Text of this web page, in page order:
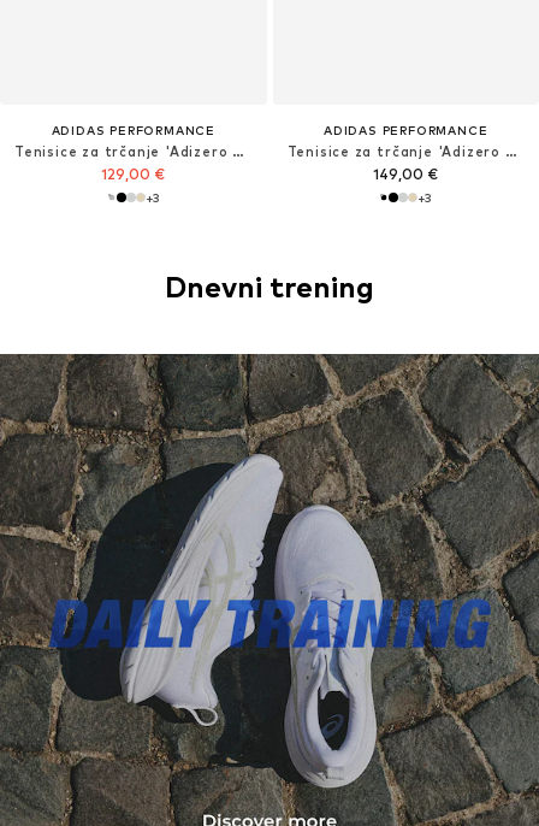
ADIDAS PERFORMANCE
Tenisice za trčanje 'Adizero Evo SL'
129,00 €
+3
ADIDAS PERFORMANCE
Tenisice za trčanje 'Adizero Evo SL'
149,00 €
+3
Dnevni trening